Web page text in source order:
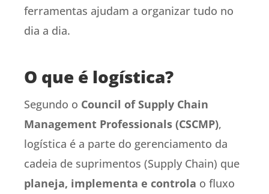
ferramentas ajudam a organizar tudo no
dia a dia.
O que é logística?
Segundo o Council of Supply Chain
Management Professionals (CSCMP),
logística é a parte do gerenciamento da
cadeia de suprimentos (Supply Chain) que
planeja, implementa e controla o fluxo